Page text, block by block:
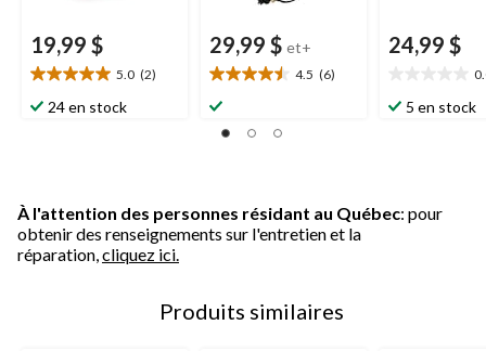
19,99 $
5.0 (2)
5.0
étoile(s)
24 en stock
29,99 $ et+
4.5 (6)
4.5
étoile(s)
sur
24,99 $
étoile(s)
5 en stock
À l'attention des personnes résidant au Québec: pour
obtenir des renseignements sur l'entretien et la
réparation, cliquez ici.
Produits similaires